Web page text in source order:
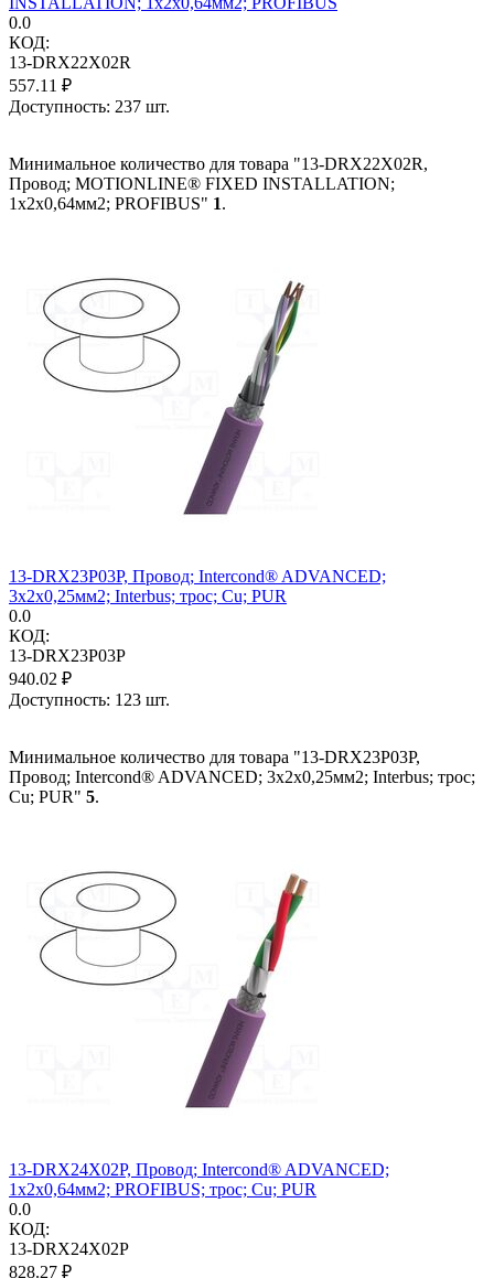
0.0
КОД:
13-DRX22X02R
557.11 ₽
Доступность: 237 шт.
Минимальное количество для товара "13-DRX22X02R,
Провод; MOTIONLINE® FIXED INSTALLATION;
1x2x0,64мм2; PROFIBUS" 1.
13-DRX23P03P, Провод; Intercond® ADVANCED;
3x2x0,25мм2; Interbus; трос; Cu; PUR
0.0
КОД:
13-DRX23P03P
940.02 ₽
Доступность: 123 шт.
Минимальное количество для товара "13-DRX23P03P,
Провод; Intercond® ADVANCED; 3x2x0,25мм2; Interbus; трос;
Cu; PUR" 5.
13-DRX24X02P, Провод; Intercond® ADVANCED;
1x2x0,64мм2; PROFIBUS; трос; Cu; PUR
0.0
КОД:
13-DRX24X02P
828.27 ₽